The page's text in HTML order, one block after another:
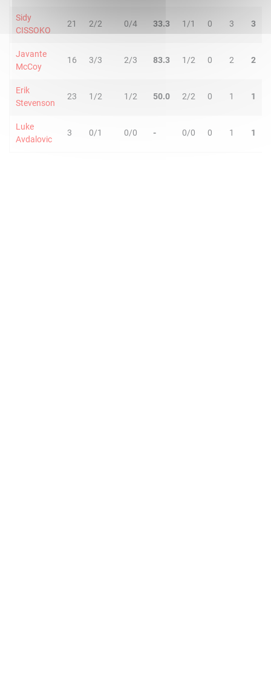
Sidy
CISSOKO
21 2/2 0/4 33.3 1/1 0 3 3
Javante
McCoy
16 3/3 2/3 83.3 1/2 0 2 2
Erik
Stevenson
23 1/2 1/2 50.0 2/2 0 1 1
Luke
Avdalovic
3 0/1 0/0 - 0/0 0 1 1